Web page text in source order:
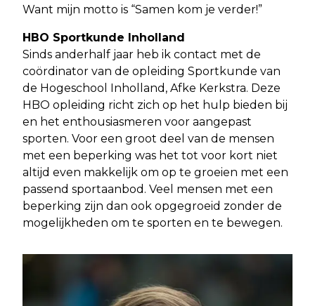
Want mijn motto is “Samen kom je verder!”
HBO Sportkunde Inholland
Sinds anderhalf jaar heb ik contact met de
coördinator van de opleiding Sportkunde van
de Hogeschool Inholland, Afke Kerkstra. Deze
HBO opleiding richt zich op het hulp bieden bij
en het enthousiasmeren voor aangepast
sporten. Voor een groot deel van de mensen
met een beperking was het tot voor kort niet
altijd even makkelijk om op te groeien met een
passend sportaanbod. Veel mensen met een
beperking zijn dan ook opgegroeid zonder de
mogelijkheden om te sporten en te bewegen.